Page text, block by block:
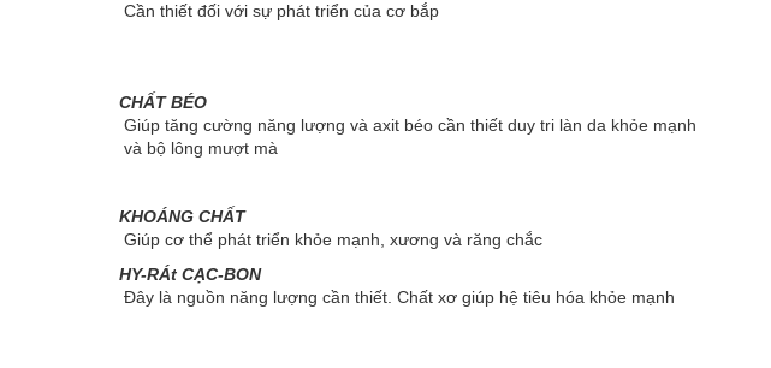
Cần thiết đối với sự phát triển của cơ bắp
CHẤT BÉO
Giúp tăng cường năng lượng và axit béo cần thiết duy tri làn da khỏe mạnh
và bộ lông mượt mà
KHOÁNG CHẤT
Giúp cơ thể phát triển khỏe mạnh, xương và răng chắc
HY-RÁt CẠC-BON
Đây là nguồn năng lượng cần thiết. Chất xơ giúp hệ tiêu hóa khỏe mạnh